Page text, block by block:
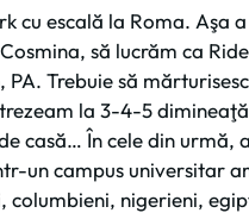
cu escală la Roma. Aşa
să lucrăm ca
Trebuie să
la 3-4-5
casă… În cele din urmă,
un campus universitar
nigerieni,